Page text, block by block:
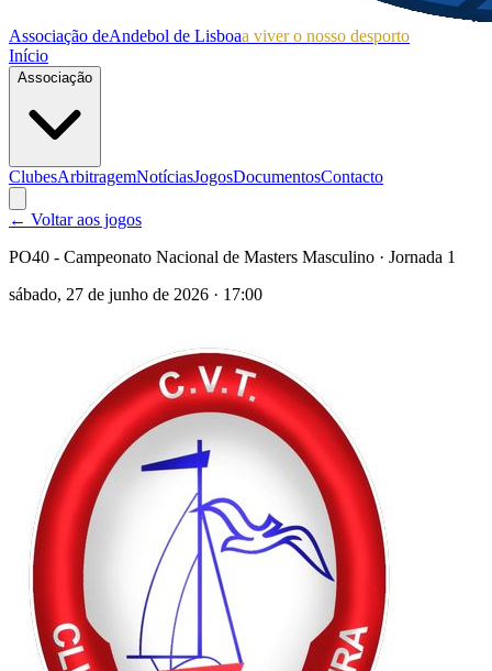
Associação deAndebol de Lisboaa viver o nosso desporto
Início
Associação
ClubesArbitragemNotíciasJogosDocumentosContacto
← Voltar aos jogos
PO40 - Campeonato Nacional de Masters Masculino · Jornada 1
sábado, 27 de junho de 2026 · 17:00